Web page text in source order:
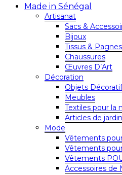
Made in Sénégal
Artisanat
Sacs &
Bijoux
Tissus & Pagnes
Chaussures
Œuvres D’Art
Décoration
Objets
Meubles
Textiles pour la
Articles de jardin
Mode
Vêtements
Vêtements
Vêtements
Accessoires de